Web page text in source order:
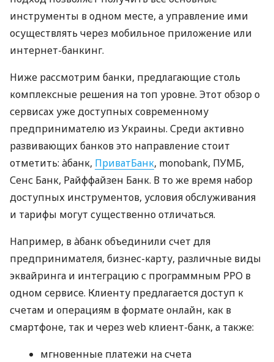
инструменты в одном месте, а управление ими
осуществлять через мобильное приложение или
интернет-банкинг.
Ниже рассмотрим банки, предлагающие столь
комплексные решения на топ уровне. Этот обзор о
сервисах уже доступных современному
предпринимателю из Украины. Среди активно
развивающих банков это направление стоит
отметить: àбанк, ПриватБанк, monobank, ПУМБ,
Сенс Банк, Райффайзен Банк. В то же время набор
доступных инструментов, условия обслуживания
и тарифы могут существенно отличаться.
Например, в àбанк объединили счет для
предпринимателя, бизнес-карту, различные виды
эквайринга и интеграцию с программным РРО в
одном сервисе. Клиенту предлагается доступ к
счетам и операциям в формате онлайн, как в
смартфоне, так и через web клиент-банк, а также:
мгновенные платежи на счета